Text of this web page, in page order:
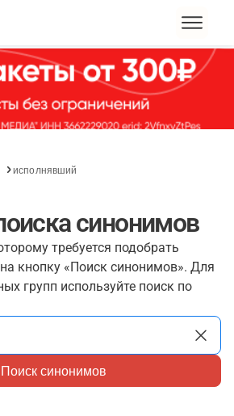
исполнявший
синонимов
требуется подобрать
кнопку «Поиск синонимов». Для
групп используйте поиск по
Поиск синонимов